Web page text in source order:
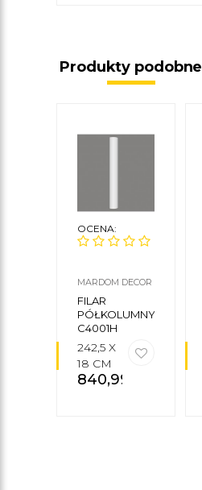
Produkty podobne
OCENA:
MARDOM DECOR
FILAR
PÓŁKOLUMNY
C4001H
242,5 X
18 CM
840,99